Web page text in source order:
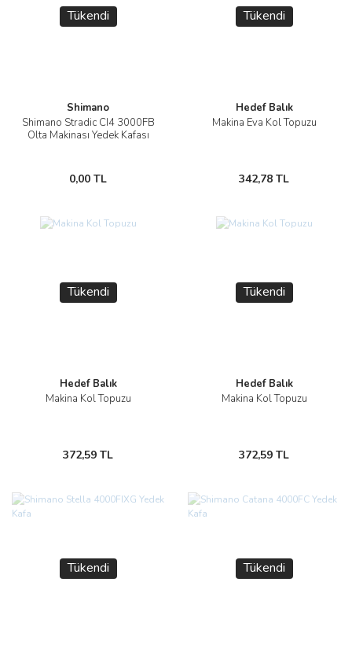
Tükendi
Shimano
Shimano Stradic CI4 3000FB
Olta Makinası Yedek Kafası
0,00 TL
Tükendi
Hedef Balık
Makina Eva Kol Topuzu
342,78 TL
Tükendi
Hedef Balık
Makina Kol Topuzu
372,59 TL
Tükendi
Hedef Balık
Makina Kol Topuzu
372,59 TL
Tükendi Tükendi